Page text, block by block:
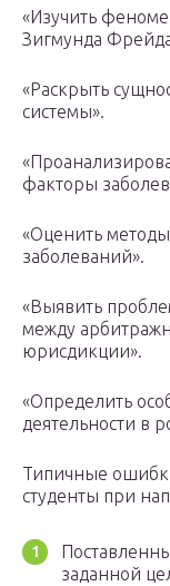
«Изучить
Зигмунда
«Раскрыть
системы».
факторы
«Оценить
заболеваний».
«Выявить
между
юрисдикции».
«Определить
деятельности в
Типичные
студенты при
заданной